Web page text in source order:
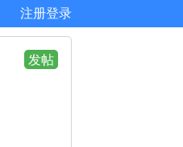
注册登录
发帖